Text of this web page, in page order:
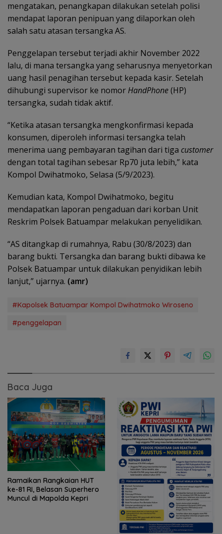
mengatakan, penangkapan dilakukan setelah polisi
mendapat laporan penipuan yang dilaporkan oleh
salah satu atasan tersangka AS.
Penggelapan tersebut terjadi akhir November 2022
lalu, di mana tersangka yang seharusnya menyetorkan
uang hasil penagihan tersebut kepada kasir. Setelah
dihubungi supervisor ke nomorHandPhone(HP)
tersangka, sudah tidak aktif.
“Ketika atasan tersangka mengkonfirmasi kepada
konsumen, diperoleh informasi tersangka telah
menerima uang pembayaran tagihan dari tiga customer
dengan total tagihan sebesar Rp70 juta lebih,” kata
Kompol Dwihatmoko, Selasa (5/9/2023).
Kemudian kata, Kompol Dwihatmoko, begitu
mendapatkan laporan pengaduan dari korban Unit
Reskrim Polsek Batuampar melakukan penyelidikan.
“AS ditangkap di rumahnya, Rabu (30/8/2023) dan
barang bukti. Tersangka dan barang bukti dibawa ke
Polsek Batuampar untuk dilakukan penyidikan lebih
lanjut,” ujarnya. (amr)
#Kapolsek Batuampar Kompol Dwihatmoko Wiroseno
#penggelapan
Baca Juga
Ramaikan Rangkaian HUT
ke-81 RI, Belasan Superhero
Muncul di Mapolda Kepri